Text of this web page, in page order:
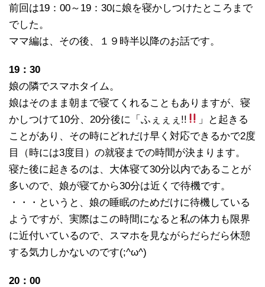
前回は19：00～19：30に娘を寝かしつけたところまで
でした。
ママ編は、その後、１９時半以降のお話です。
19：30
娘の隣でスマホタイム。
娘はそのまま朝まで寝てくれることもありますが、寝
かしつけて10分、20分後に「ふぇぇぇ!!
」と起きる
ことがあり、その時にどれだけ早く対応できるかで2度
目（時には3度目）の就寝までの時間が決まります。
寝た後に起きるのは、大体寝て30分以内であることが
多いので、娘が寝てから30分は近くで待機です。
・・・というと、娘の睡眠のためだけに待機している
ようですが、実際はこの時間になると私の体力も限界
に近付いているので、スマホを見ながらだらだら休憩
する気力しかないのです(;^ω^)
20：00